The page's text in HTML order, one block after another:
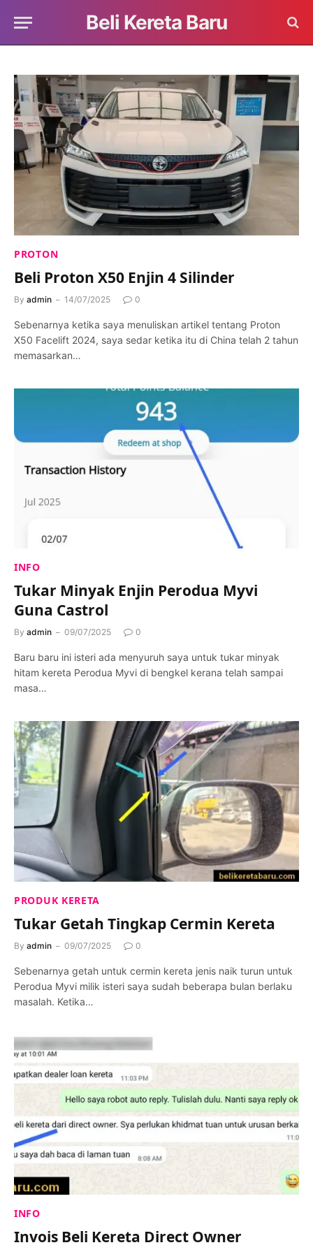
Beli Kereta Baru
PROTON
Beli Proton X50 Enjin 4 Silinder
By admin 14/07/2025 0
Sebenarnya ketika saya menuliskan artikel tentang Proton
X50 Facelift 2024, saya sedar ketika itu di China telah 2 tahun
memasarkan…
INFO
Tukar Minyak Enjin Perodua Myvi
Guna Castrol
By admin 09/07/2025 0
Baru baru ini isteri ada menyuruh saya untuk tukar minyak
hitam kereta Perodua Myvi di bengkel kerana telah sampai
masa…
PRODUK KERETA
Tukar Getah Tingkap Cermin Kereta
By admin 09/07/2025 0
Sebenarnya getah untuk cermin kereta jenis naik turun untuk
Perodua Myvi milik isteri saya sudah beberapa bulan berlaku
masalah. Ketika…
INFO
Invois Beli Kereta Direct Owner